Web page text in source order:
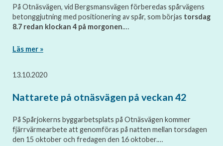
På Otnäsvägen, vid Bergsmansvägen förberedas spårvägens
betonggjutning med positionering av spår, som börjas torsdag
8.7 redan klockan 4 på morgonen.…
Läs mer »
13.10.2020
Nattarete på otnäsvägen på veckan 42
På Spårjokerns byggarbetsplats på Otnäsvägen kommer
fjärrvärmearbete att genomföras på natten mellan torsdagen
den 15 oktober och fredagen den 16 oktober.…